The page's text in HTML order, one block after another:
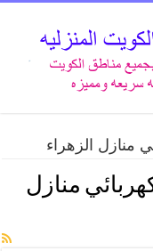
منازل الزهراء
منازل